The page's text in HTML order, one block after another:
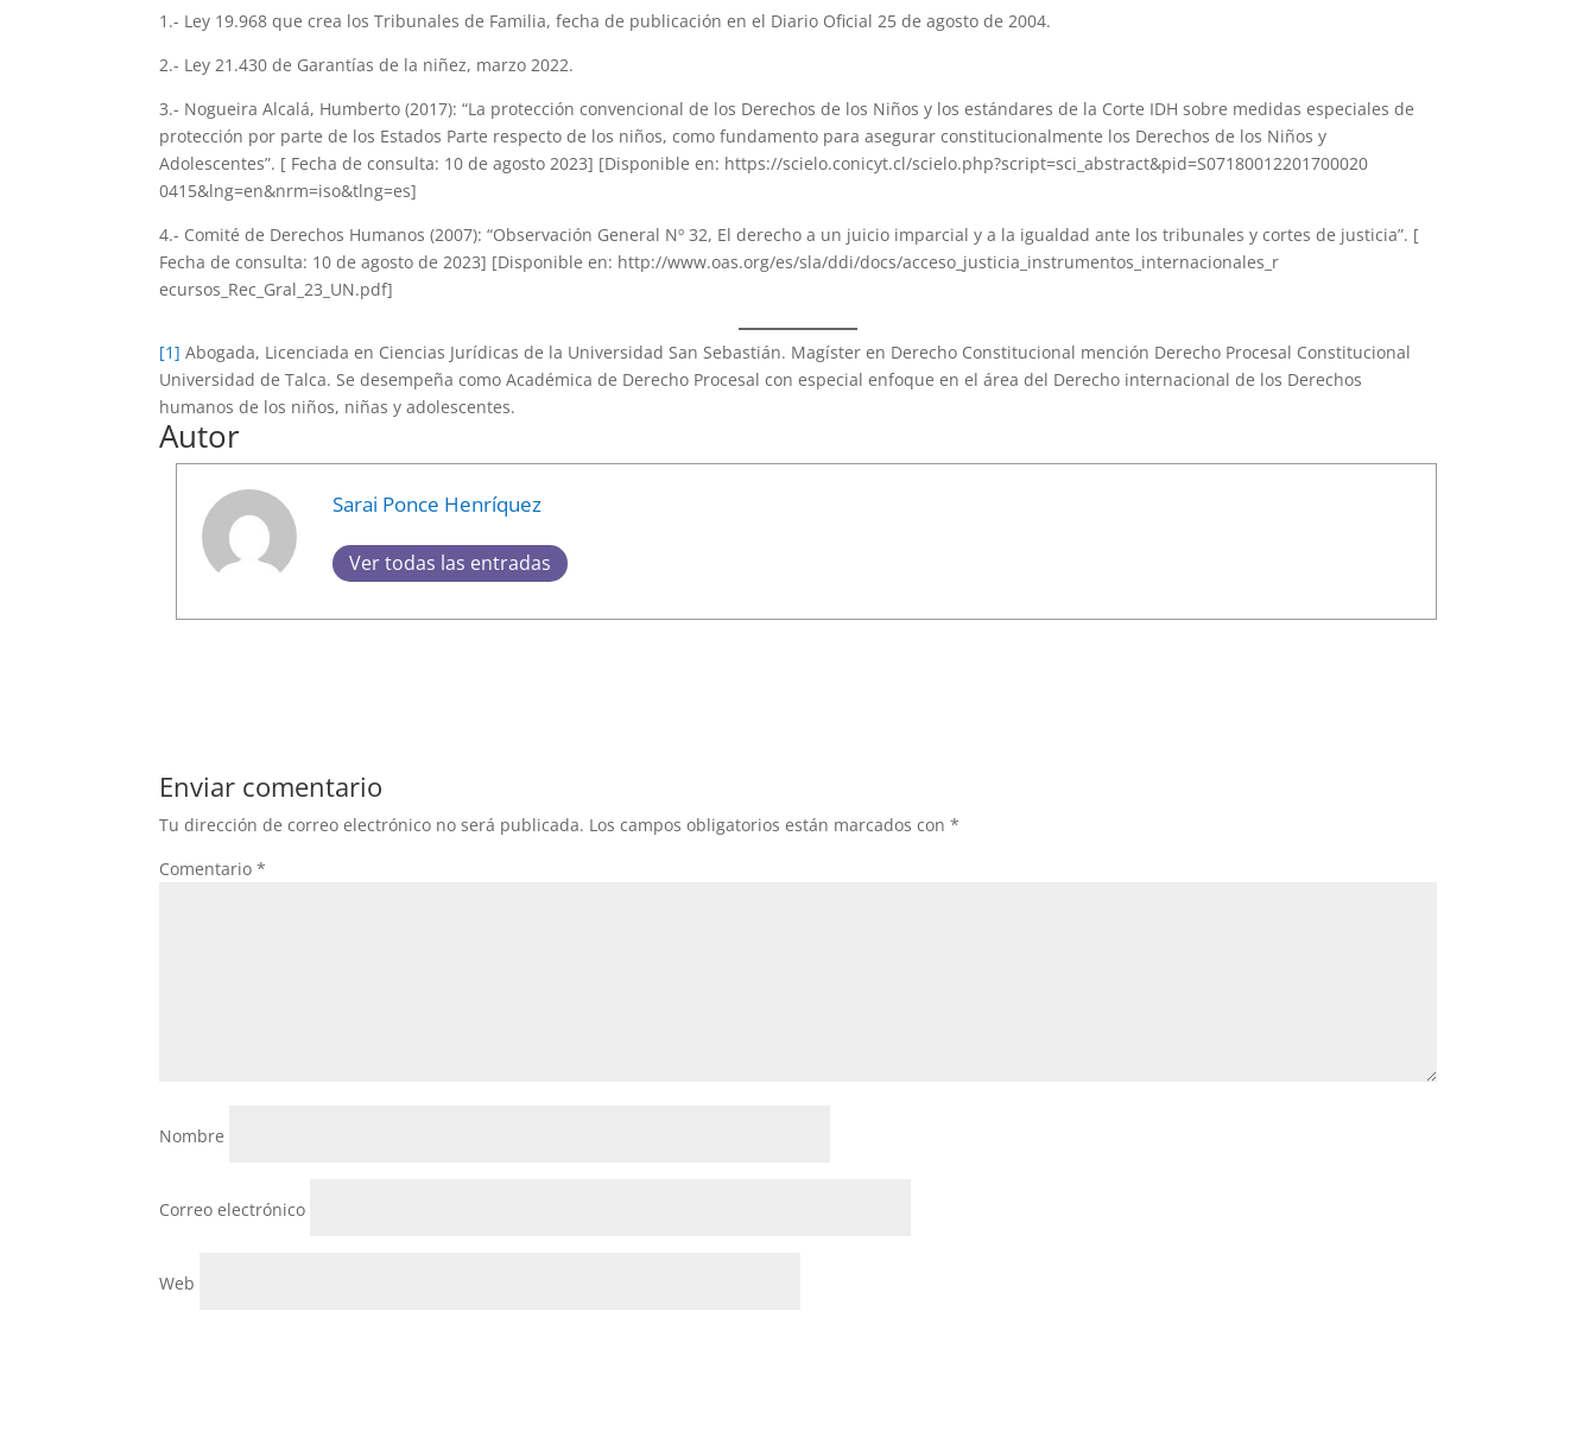
1.- Ley 19.968 que crea los Tribunales de Familia, fecha de publicación en el Diario Oficial 25 de agosto de 2004.
2.- Ley 21.430 de Garantías de la niñez, marzo 2022.
3.- Nogueira Alcalá, Humberto (2017): “La protección convencional de los Derechos de los Niños y los estándares de la Corte IDH sobre medidas especiales de
protección por parte de los Estados Parte respecto de los niños, como fundamento para asegurar constitucionalmente los Derechos de los Niños y
Adolescentes”. [ Fecha de consulta: 10 de agosto 2023] [Disponible en: https://scielo.conicyt.cl/scielo.php?script=sci_abstract&pid=S07180012201700020
0415&lng=en&nrm=iso&tlng=es]
4.- Comité de Derechos Humanos (2007): “Observación General Nº 32, El derecho a un juicio imparcial y a la igualdad ante los tribunales y cortes de justicia”. [
Fecha de consulta: 10 de agosto de 2023] [Disponible en: http://www.oas.org/es/sla/ddi/docs/acceso_justicia_instrumentos_internacionales_r
ecursos_Rec_Gral_23_UN.pdf]
[1] Abogada, Licenciada en Ciencias Jurídicas de la Universidad San Sebastián. Magíster en Derecho Constitucional mención Derecho Procesal Constitucional
Universidad de Talca. Se desempeña como Académica de Derecho Procesal con especial enfoque en el área del Derecho internacional de los Derechos
humanos de los niños, niñas y adolescentes.
Autor
Sarai Ponce Henríquez
Ver todas las entradas
Enviar comentario
Tu dirección de correo electrónico no será publicada. Los campos obligatorios están marcados con*
Comentario*
Nombre
Correo electrónico
Web